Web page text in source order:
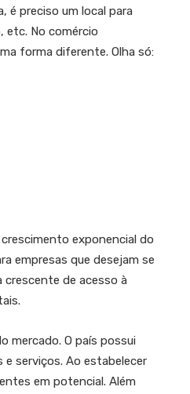
é preciso um local para
etc. No comércio
forma diferente. Olha só:
exponencial do
empresas que desejam se
crescente de acesso à
mercado. O país possui
serviços. Ao estabelecer
em potencial. Além